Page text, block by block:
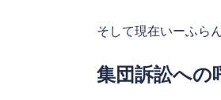
そして現在いーふら
集団訴訟への